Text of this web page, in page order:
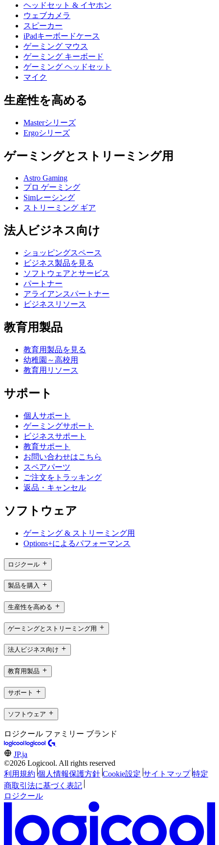
ヘッドセット & イヤホン
ウェブカメラ
スピーカー
iPadキーボードケース
ゲーミング マウス
ゲーミング キーボード
ゲーミング ヘッドセット
マイク
生産性を高める
Masterシリーズ
Ergoシリーズ
ゲーミングとストリーミング用
Astro Gaming
プロ ゲーミング
Simレーシング
ストリーミング ギア
法人ビジネス向け
ショッピングスペース
ビジネス製品を見る
ソフトウェアとサービス
パートナー
アライアンスパートナー
ビジネスリソース
教育用製品
教育用製品を見る
幼稚園～高校用
教育用リソース
サポート
個人サポート
ゲーミングサポート
ビジネスサポート
教育サポート
お問い合わせはこちら
スペアパーツ
ご注文をトラッキング
返品・キャンセル
ソフトウェア
ゲーミング & ストリーミング用
Options+によるパフォーマンス
ロジクール
製品を購入
生産性を高める
ゲーミングとストリーミング用
法人ビジネス向け
教育用製品
サポート
ソフトウェア
ロジクール ファミリー ブランド
JP,ja
©2026 Logicool. All rights reserved
利用規約 個人情報保護方針 Cookie設定 サイトマップ 特定
商取引法に基づく表記
ロジクール